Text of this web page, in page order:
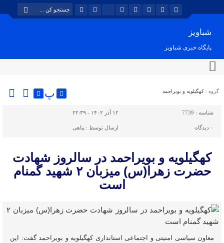
شباویز
پایگاه خبری شباویز
گروه : کهگیلویه و بویراحمد پ
شناسه : 7739 ۱۲ آذر ۱۴۰۲ - ۲۲:۳۹
۰ دیدگاه ارسال توسط : پناهی
کهگیلویه و بویراحمد در سالروز شهادت
حضرت زهرا(س) میزبان ۲ شهید گمنام
است
معاون سیاسی امنیتی و اجتماعی استانداری کهگیلویه و بویراحمد گفت: این